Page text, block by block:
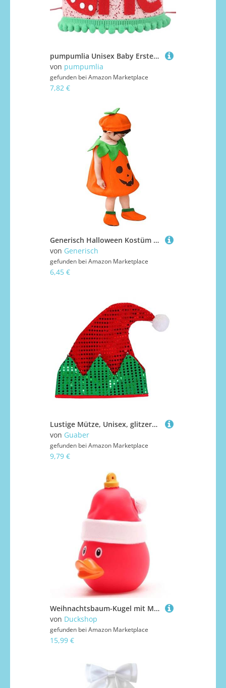
pumpumlia Unisex Baby Erster Geburtstag Party Hut Festival Baby Bequem für Hut
von pumpumlia
gefunden bei Amazon Marketplace
7,82 €
Generisch Halloween Kostüm für Kinder, Cosplay Halloween Kürbiskostüm, Faschingskostüme Kleinkind, Süßes Säugling Kürbis Costume Jumpsuits mit Mütze und Schuhen, Baby Kleidung für Karneval und Partys
von Generisch
gefunden bei Amazon Marketplace
6,45 €
Lustige Mütze, Unisex, glitzernd, rot, grün, bequem, Weihnachtsmannmütze, Partyzubehör, Weihnachtsdekoration für Erwachsene, Kinder, Weihnachtsmütze, Baby und Kinder
von Guaber
gefunden bei Amazon Marketplace
9,79 €
Weihnachtsbaum-Kugel mit Mütze - inkl. Gummienten-Schlüsselanhänger im Set I Badeenten Baumschmuck I Geschenk Weihnachten I Geschenk Nikolaus I Adventskalender
von Duckshop
gefunden bei Amazon Marketplace
15,99 €